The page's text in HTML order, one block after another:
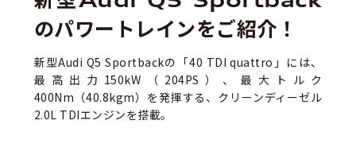
のパワートレインをご紹介！
新型Audi Q5 Sportbackの「40 TDI quattro」には、
最高出力150kW（204PS）、最大トルク
400Nm（40.8kgm）を発揮する、クリーンディーゼル
2.0L TDIエンジンを搭載。